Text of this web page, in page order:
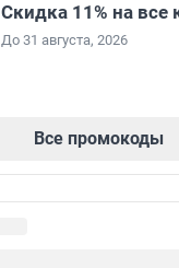
Скидка 11% на все
До 31 августа, 2026
Все промокоды